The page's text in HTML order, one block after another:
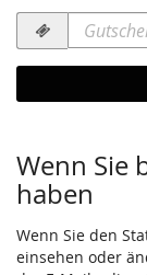
Gutscheincode
erforderlich
Wenn Sie
haben
Wenn Sie den
einsehen oder